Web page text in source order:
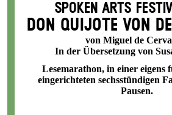
SPOKEN ARTS
DON QUIJOTE VON
von Miguel de
In der Übersetzung von
Lesemarathon, in einer eigens
eingerichteten sechsstündigen
Pausen.